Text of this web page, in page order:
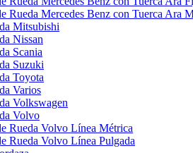
Rueda Mercedes Benz con Tuerca Ara
Mitsubishi
Nissan
Scania
Suzuki
Toyota
Varios
Volkswagen
Volvo
Rueda Volvo Línea Métrica
Rueda Volvo Línea Pulgada